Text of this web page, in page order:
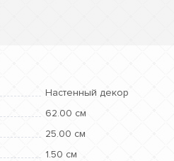
Настенный декор
62.00 см
25.00 см
1.50 см